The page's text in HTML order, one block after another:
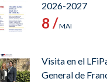
2026-2027
8 /MAI
Visita en el
General de